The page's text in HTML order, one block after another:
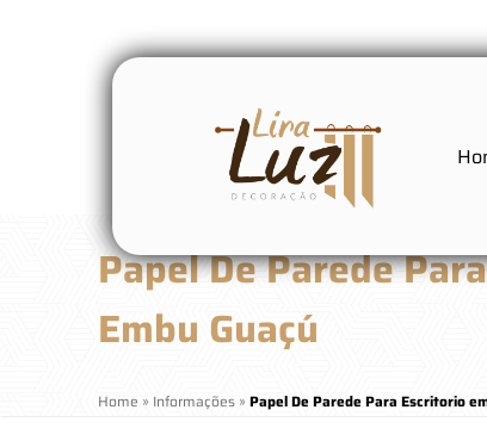
Papel De Parede
Embu Guaçú
Home » Informações »Papel De Parede Para Escritorio